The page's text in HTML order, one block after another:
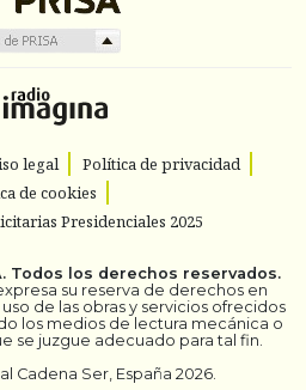
legal
Política de privacidad
de cookies
Presidenciales 2025
Todos los derechos reservados.
expresa su reserva de derechos en
de las obras y servicios ofrecidos
los medios de lectura mecánica o
se juzgue adecuado para tal fin.
Cadena Ser, España 2026.